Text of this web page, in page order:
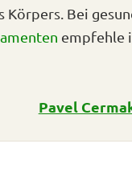
Körpers. Bei
empfehle
Pavel